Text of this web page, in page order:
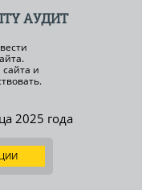
АУДИТ
и
2025 года